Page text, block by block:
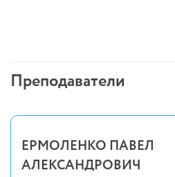
Преподаватели
ЕРМОЛЕНКО ПАВЕЛ
АЛЕКСАНДРОВИЧ